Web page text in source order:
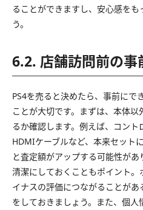
ることができますし、安心感をも
う。
6.2. 店舗訪問前の事
PS4を売ると決めたら、事前にで
ことが大切です。まずは、本体以
るか確認します。例えば、コント
HDMIケーブルなど、本来セット
と査定額がアップする可能性が
清潔にしておくこともポイント
イナスの評価につながることが
をしておきましょう。また、個